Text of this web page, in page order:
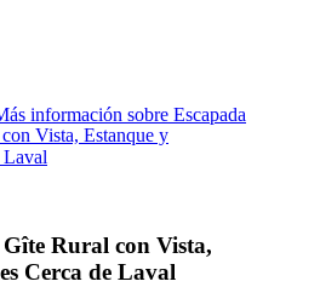
información sobre Escapada
Vista, Estanque y
Laval
Rural con Vista,
Cerca de Laval